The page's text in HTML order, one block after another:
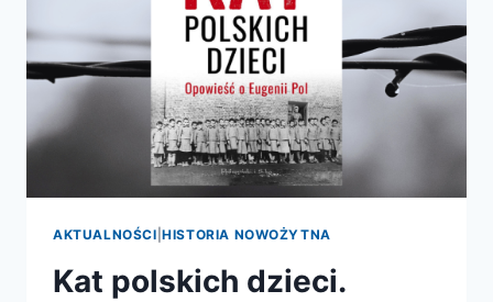
AKTUALNOŚCI |HISTORIA NOWOŻYTNA
Kat polskich dzieci.